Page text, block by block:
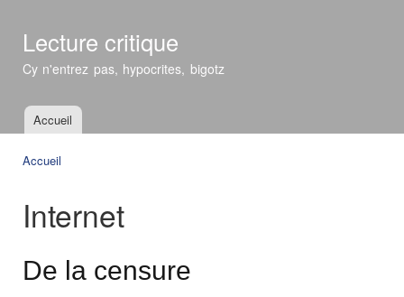
Lecture critique
Cy n'entrez pas, hypocrites, bigotz
Menu principal
Accueil
Accueil
Internet
De la censure